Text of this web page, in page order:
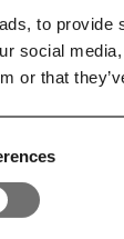
to
social
or that
medbragt
produkter.
omkring
eget
grej på.
på vores